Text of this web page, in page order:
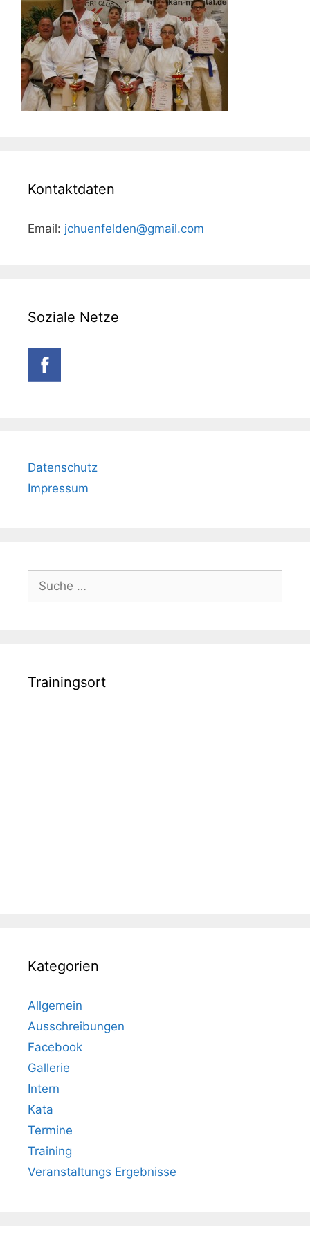
Kontaktdaten
Email: jchuenfelden@gmail.com
Soziale Netze
Datenschutz
Impressum
Suche
nach:
Trainingsort
Kategorien
Allgemein
Ausschreibungen
Facebook
Gallerie
Intern
Kata
Termine
Training
Veranstaltungs Ergebnisse